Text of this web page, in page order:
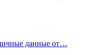
данные от…